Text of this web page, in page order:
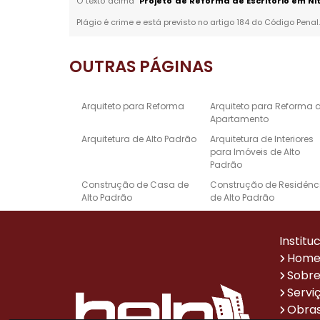
Plágio é crime e está previsto no artigo 184 do Código
OUTRAS PÁGINAS
Arquiteto para Reforma
Arquiteto para Reforma
Apartamento
Arquitetura de Alto Padrão
Arquitetura de Interiores
para Imóveis de Alto
Padrão
Construção de Casa de
Alto Padrão
Construção de
de Alto Padrão
Casas de Alto Padrão
Padrão
Reforma de Escritório
Sistema de Automação
Empresa de Reformas
Home